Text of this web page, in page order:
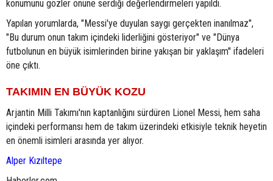
konumunu gözler önüne serdiği değerlendirmeleri yapıldı.
Yapılan yorumlarda, "Messi'ye duyulan saygı gerçekten inanılmaz",
"Bu durum onun takım içindeki liderliğini gösteriyor" ve "Dünya
futbolunun en büyük isimlerinden birine yakışan bir yaklaşım" ifadeleri
öne çıktı.
TAKIMIN EN BÜYÜK KOZU
Arjantin Milli Takımı'nın kaptanlığını sürdüren Lionel Messi, hem saha
içindeki performansı hem de takım üzerindeki etkisiyle teknik heyetin
en önemli isimleri arasında yer alıyor.
Alper Kızıltepe